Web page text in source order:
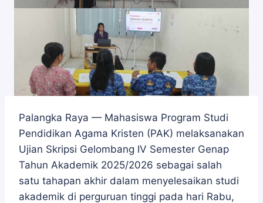
Palangka Raya — Mahasiswa Program Studi
Pendidikan Agama Kristen (PAK) melaksanakan
Ujian Skripsi Gelombang IV Semester Genap
Tahun Akademik 2025/2026 sebagai salah
satu tahapan akhir dalam menyelesaikan studi
akademik di perguruan tinggi pada hari Rabu,